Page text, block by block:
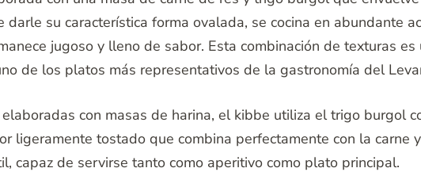
su característica forma ovalada, se cocina en abundante
jugoso y lleno de sabor. Esta combinación de texturas
de los platos más representativos de la gastronomía del
con masas de harina, el kibbe utiliza el trigo burgol
ligeramente tostado que combina perfectamente con la carne
capaz de servirse tanto como aperitivo como plato principal.